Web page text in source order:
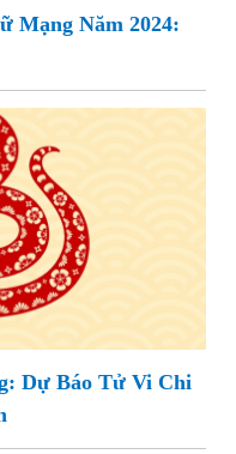
Mạng Năm 2024:
Dự Báo Tử Vi Chi